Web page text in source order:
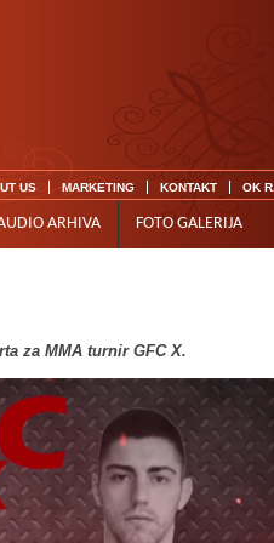
US MARKETING KONTAKT OK
ARHIVA FOTO GALERIJA
za MMA turnir GFC X.